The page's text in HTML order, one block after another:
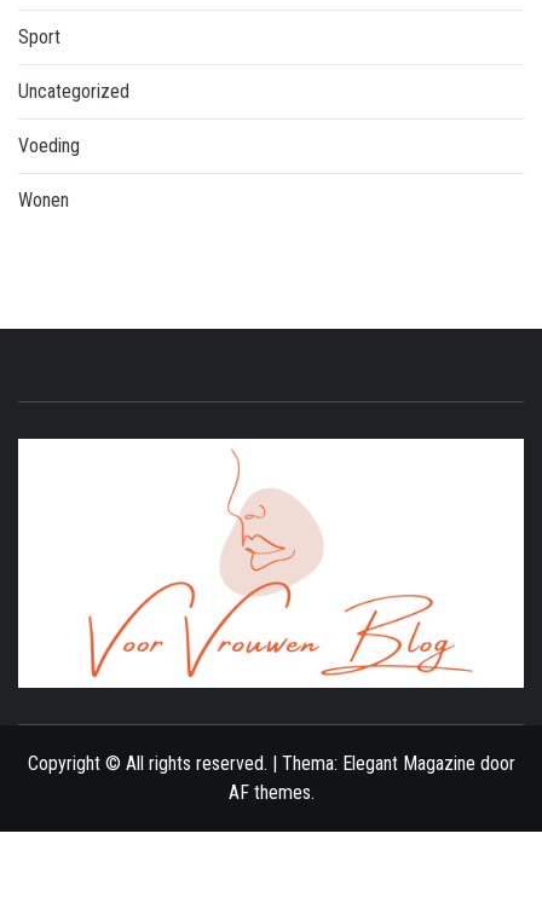
Sport
Uncategorized
Voeding
Wonen
Copyright © All rights reserved. | Thema: Elegant Magazine door
AF themes.